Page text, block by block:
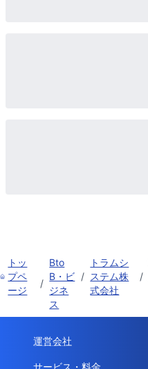
トッ
プペ
ージ
/
Bto
B・ビ
ジネ
ス
/
トラムシ
ステム株
式会社
/
運営会社
サービス・料金